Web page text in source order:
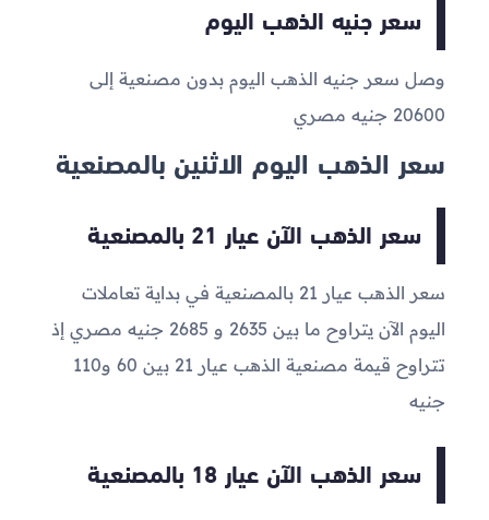
سعر جنيه الذهب اليوم
وصل سعر جنيه الذهب اليوم بدون مصنعية إلى
20600 جنيه مصري
سعر الذهب اليوم الاثنين بالمصنعية
سعر الذهب الآن عيار 21 بالمصنعية
سعر الذهب عيار 21 بالمصنعية في بداية تعاملات
اليوم الآن يتراوح ما بين 2635 و 2685 جنيه مصري إذ
تتراوح قيمة مصنعية الذهب عيار 21 بين 60 و110
جنيه
سعر الذهب الآن عيار 18 بالمصنعية